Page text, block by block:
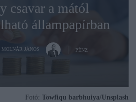
csavar a mától
állampapírban
MOLNÁR JÁNOS PÉNZ
Fotó: Towfiqu barbhuiya/Unsplash